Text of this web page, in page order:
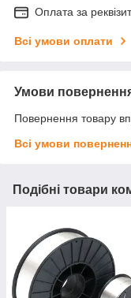
Оплата за
Всі умови оплати
Умови
Повернення товару
Всі умови
Подібні товари